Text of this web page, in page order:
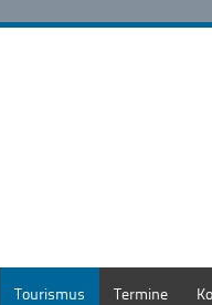
Tourismus Termine